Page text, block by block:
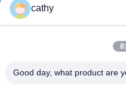
E-mail
Telefone
cathy
Good day, what product are